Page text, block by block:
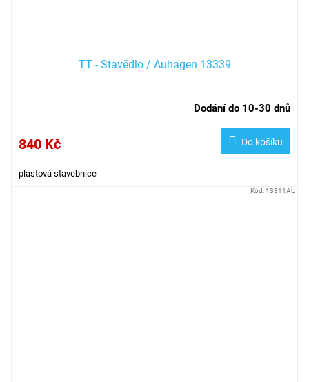
TT - Stavědlo / Auhagen 13339
Dodání do 10-30 dnů
840 Kč Do košíku
plastová stavebnice
Kód: 13311AU